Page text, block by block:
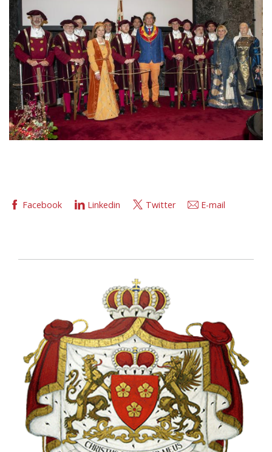
Facebook Linkedin Twitter E-mail